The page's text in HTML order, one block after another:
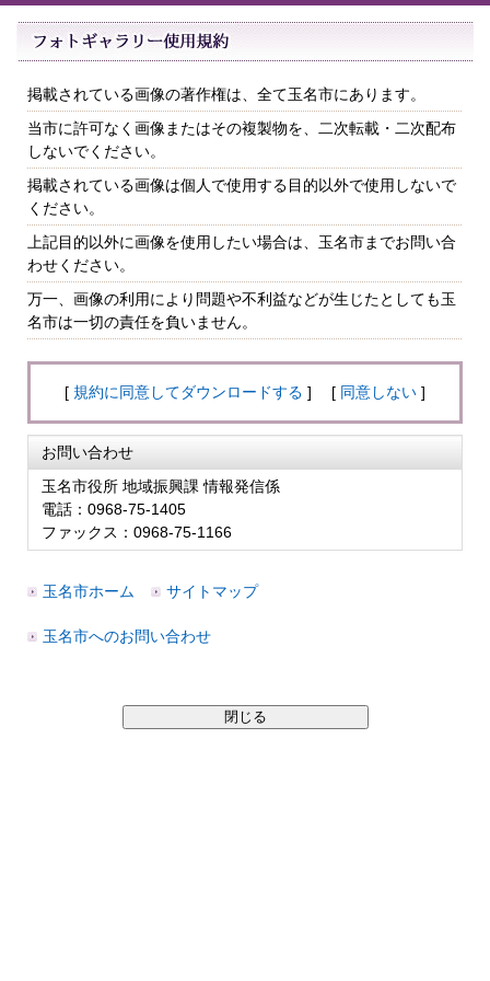
掲載されている画像の著作権は、全て玉名市にあります。
当市に許可なく画像またはその複製物を、二次転載・二次配布
しないでください。
掲載されている画像は個人で使用する目的以外で使用しないで
ください。
上記目的以外に画像を使用したい場合は、玉名市までお問い合
わせください。
万一、画像の利用により問題や不利益などが生じたとしても玉
名市は一切の責任を負いません。
[ 規約に同意してダウンロードする ] [ 同意しない ]
お問い合わせ
玉名市役所 地域振興課 情報発信係
電話：0968-75-1405
ファックス：0968-75-1166
玉名市ホーム サイトマップ
玉名市へのお問い合わせ